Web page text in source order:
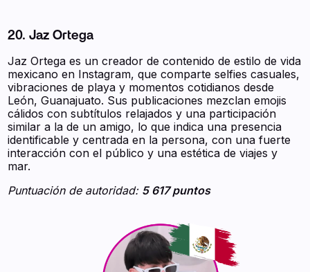
20. Jaz Ortega
Jaz Ortega es un creador de contenido de estilo de vida
mexicano en Instagram, que comparte selfies casuales,
vibraciones de playa y momentos cotidianos desde
León, Guanajuato. Sus publicaciones mezclan emojis
cálidos con subtítulos relajados y una participación
similar a la de un amigo, lo que indica una presencia
identificable y centrada en la persona, con una fuerte
interacción con el público y una estética de viajes y
mar.
Puntuación de autoridad: 5 617 puntos